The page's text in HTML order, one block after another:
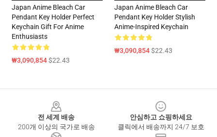
Japan Anime Bleach Car
Pendant Key Holder Perfect
Keychain Gift For Anime
Enthusiasts
₩3,090,854$22.43
Japan Anime Bleach Car
Pendant Key Holder Stylish
Anime-Inspired Keychain
₩3,090,854$22.43
전 세계 배송
200개 이상의 국가로 배송
안심하고 쇼핑하세요
클릭에서 배송까지 24/7 보호